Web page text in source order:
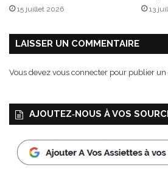
15 juillet 2026 13
LAISSER UN COMMENTAIRE
Vous devez vous connecter pour publier un
AJOUTEZ‑NOUS À VOS